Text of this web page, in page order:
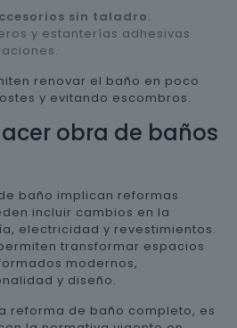
sin taladro:
y estanterías adhesivas
renovar el baño en poco
y evitando escombros.
obra de baños
baño implican reformas
incluir cambios en la
electricidad y revestimientos.
transformar espacios
modernos,
y diseño.
reforma de baño completo, es